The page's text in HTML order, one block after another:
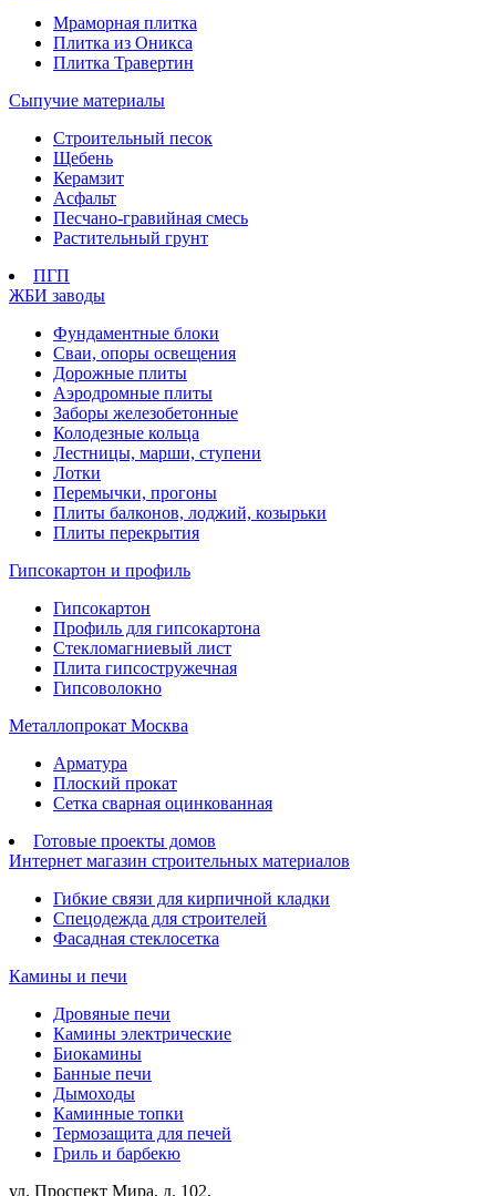
Мраморная плитка
Плитка из Оникса
Плитка Травертин
Сыпучие материалы
Строительный песок
Щебень
Керамзит
Асфальт
Песчано-гравийная смесь
Растительный грунт
ПГП
ЖБИ заводы
Фундаментные блоки
Сваи, опоры освещения
Дорожные плиты
Аэродромные плиты
Заборы железобетонные
Колодезные кольца
Лестницы, марши, ступени
Лотки
Перемычки, прогоны
Плиты балконов, лоджий, козырьки
Плиты перекрытия
Гипсокартон и профиль
Гипсокартон
Профиль для гипсокартона
Стекломагниевый лист
Плита гипсостружечная
Гипсоволокно
Металлопрокат Москва
Арматура
Плоский прокат
Сетка сварная оцинкованная
Готовые проекты домов
Интернет магазин строительных материалов
Гибкие связи для кирпичной кладки
Спецодежда для строителей
Фасадная стеклосетка
Камины и печи
Дровяные печи
Камины электрические
Биокамины
Банные печи
Дымоходы
Каминные топки
Термозащита для печей
Гриль и барбекю
ул. Проспект Мира, д. 102,